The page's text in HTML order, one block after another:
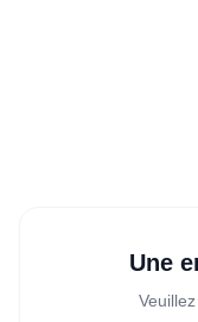
Une